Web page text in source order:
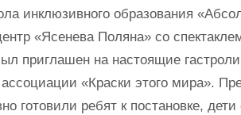
инклюзивного образования
«Ясенева Поляна» со
приглашен на настоящие
«Краски этого мира».
готовили ребят к постановке,